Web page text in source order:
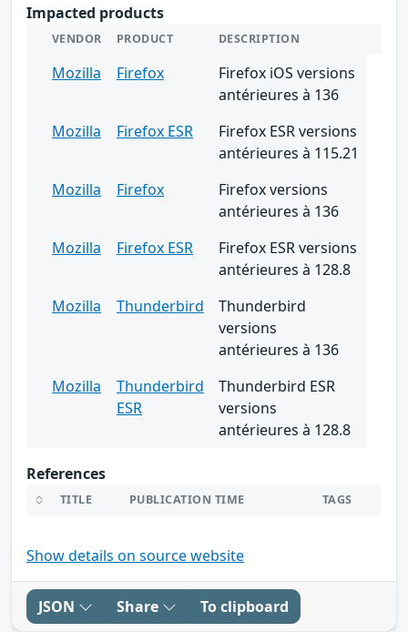
Impacted products
VENDOR PRODUCT DESCRIPTION
Mozilla Firefox
Firefox iOS versions
antérieures à 136
Mozilla
Firefox ESR
Firefox ESR versions
antérieures à 115.21
Mozilla
Firefox
Firefox versions
antérieures à 136
Mozilla
Firefox ESR
Firefox ESR versions
antérieures à 128.8
Mozilla
Thunderbird
Thunderbird
versions
antérieures à 136
Mozilla
Thunderbird
ESR
Thunderbird ESR
versions
antérieures à 128.8
References
TITLE PUBLICATION TIME TAGS
Show details on source website
JSON Share To clipboard